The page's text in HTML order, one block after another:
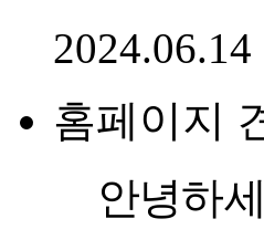
2024.06.14
홈페이지
안녕하